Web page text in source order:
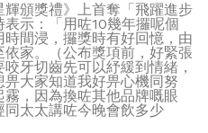
頒獎禮》上首奪「飛躍進步
示：「用咗10幾年攞呢個
間浸，攞獎時有好回憶，由
家。（公布獎項前，好緊張
牙切齒先可以紓緩到情緒，
大家知道我好畀心機同努
，因為換咗其他品牌嘅眼
太太講咗今晚會飲多少